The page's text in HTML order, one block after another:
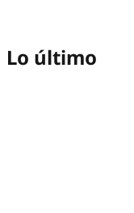
Lo último